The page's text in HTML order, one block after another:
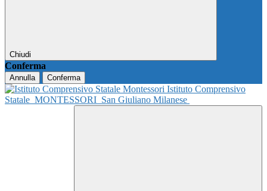
Chiudi
Conferma
Annulla Conferma
Istituto Comprensivo
Statale MONTESSORI San Giuliano Milanese